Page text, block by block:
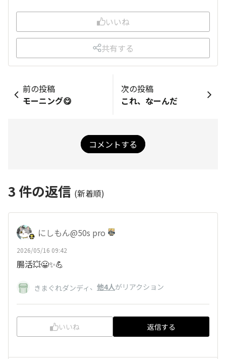
いいね
共有する
前の投稿
モーニング😋
次の投稿
これ、なーんだ
コメントする
3 件の返信 (新着順)
にしもん@50s pro
2026/05/16 09:42
腸活💥😀✨💪
きまぐれダンディ 、 他4人がリアクション
いいね 返信する